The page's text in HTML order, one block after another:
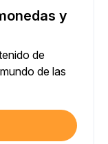
y
de
de las